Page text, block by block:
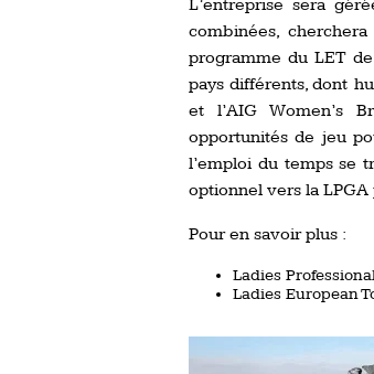
L’entreprise sera
combinées,
programme du LET
pays différents, dont
et l’AIG Women’s
opportunités de jeu
l’emploi du temps se
optionnel vers la
Pour en savoir plus :
Ladies
Ladies European